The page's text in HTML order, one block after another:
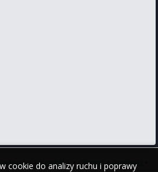
cookie do analizy ruchu i poprawy
•Kontakt•iPhone•Android